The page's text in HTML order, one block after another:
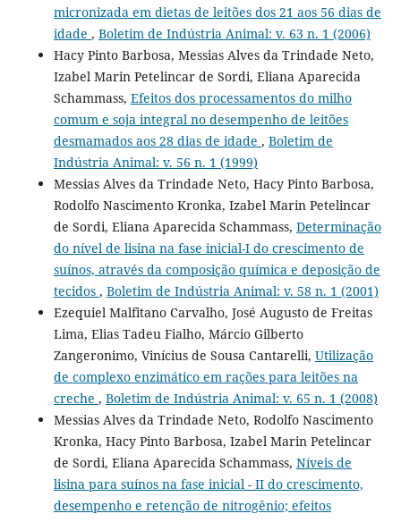
micronizada em dietas de leitões dos 21 aos 56 dias de
idade , Boletim de Indústria Animal: v. 63 n. 1 (2006)
Hacy Pinto Barbosa, Messias Alves da Trindade Neto,
Izabel Marin Petelincar de Sordi, Eliana Aparecida
Schammass, Efeitos dos processamentos do milho
comum e soja integral no desempenho de leitões
desmamados aos 28 dias de idade , Boletim de
Indústria Animal: v. 56 n. 1 (1999)
Messias Alves da Trindade Neto, Hacy Pinto Barbosa,
Rodolfo Nascimento Kronka, Izabel Marin Petelincar
de Sordi, Eliana Aparecida Schammass, Determinação
do nível de lisina na fase inicial-I do crescimento de
suínos, através da composição química e deposição de
tecidos , Boletim de Indústria Animal: v. 58 n. 1 (2001)
Ezequiel Malfitano Carvalho, José Augusto de Freitas
Lima, Elias Tadeu Fialho, Márcio Gilberto
Zangeronimo, Vinícius de Sousa Cantarelli, Utilização
de complexo enzimático em rações para leitões na
creche , Boletim de Indústria Animal: v. 65 n. 1 (2008)
Messias Alves da Trindade Neto, Rodolfo Nascimento
Kronka, Hacy Pinto Barbosa, Izabel Marin Petelincar
de Sordi, Eliana Aparecida Schammass, Níveis de
lisina para suínos na fase inicial - II do crescimento,
desempenho e retenção de nitrogênio; efeitos